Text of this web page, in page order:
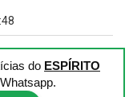
do ESPÍRITO